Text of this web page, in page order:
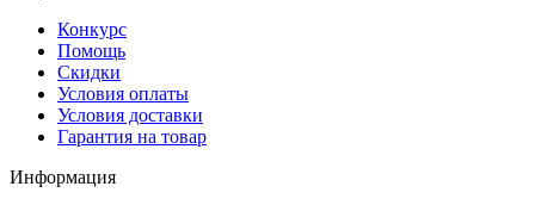
Конкурс
Помощь
Скидки
Условия оплаты
Условия доставки
Гарантия на товар
Информация